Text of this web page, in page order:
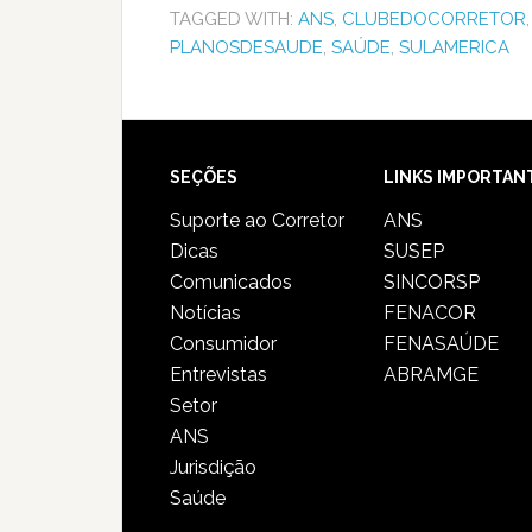
TAGGED WITH: ANS, CLUBEDOCORRETOR,
PLANOSDESAUDE, SAÚDE, SULAMERICA
SEÇÕES
Suporte ao Corretor
Dicas
Comunicados
Notícias
Consumidor
Entrevistas
Setor
ANS
Jurisdição
Saúde
LINKS
ANS
SUSEP
SINCORSP
FENACOR
FENASAÚDE
ABRAMGE